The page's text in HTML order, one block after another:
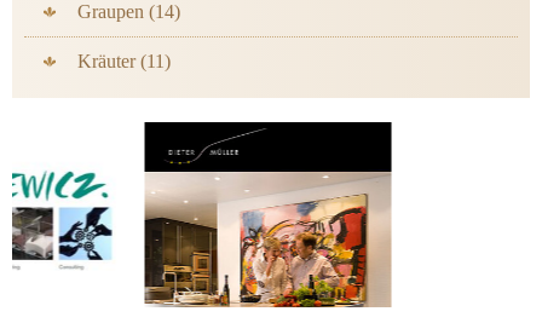
Graupen (14)
Kräuter (11)